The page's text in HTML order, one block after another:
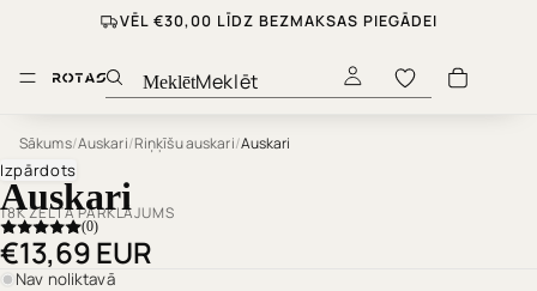
VĒL €30,00 LĪDZ BEZMAKSAS PIEGĀDEI
Meklēt
Sākums/Auskari/Riņķīšu auskari/Auskari
Izpārdots
Auskari
18K ZELTA PĀRKLĀJUMS
(0)
€13,69 EUR
Nav noliktavā